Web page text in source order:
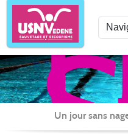
Un jour sans
Panneau de gestion des